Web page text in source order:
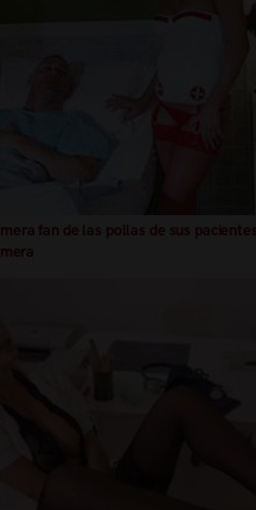
fan de las pollas de sus